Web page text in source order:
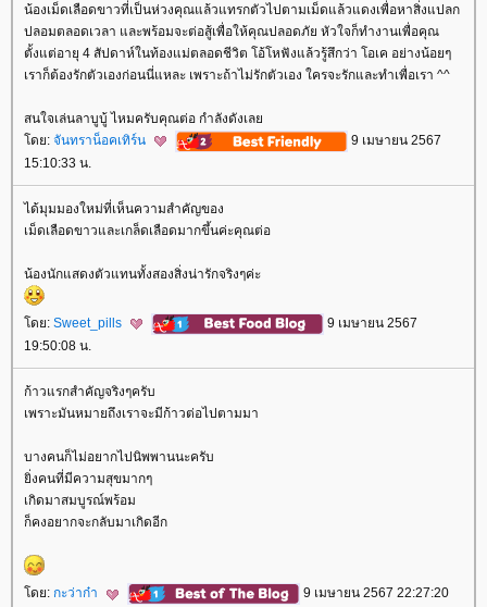
น้องเม็ดเลือดขาวที่เป็นห่วงคุณแล้วแทรกตัวไปตามเม็ดแล้วแดงเพื่อหาสิ่งแปลก
ปลอมตลอดเวลา และพร้อมจะต่อสู้เพื่อให้คุณปลอดภัย หัวใจก็ทำงานเพื่อคุณ
ตั้งแต่อายุ 4 สัปดาห์ในท้องแม่ตลอดชีวิต โอ้โหฟังแล้วรู้สึกว่า โอเค อย่างน้อยๆ
เราก็ต้องรักตัวเองก่อนนี่แหละ เพราะถ้าไม่รักตัวเอง ใครจะรักและทำเพื่อเรา ^^
สนใจเล่นลาบูบู้ ไหมครับคุณต่อ กำลังดังเล
ดย: จันทราน็อคเทิร์น
9 เมษายน 2567
15:10:33 น.
ได้มุมมองใหม่ที่เห็นความสำคัญของ
เม็ดเลือดขาวและเกล็ดเลือดมากขึ้นค่ะคุณต่อ
น้องนักแสดงตัวแทนทั้งสองสิ่งน่ารักจริงๆค่ะ
ดย: Sweet_pills
9 เมษายน 2567
19:50:08 น.
ก้าวแรกสำคัญจริงๆครับ
เพราะมันหมายถึงเราจะมีก้าวต่อไปตามมา
บางคนก็ไม่อยากไปนิพพานนะครับ
ิ่งคนที่มีความสุขมากๆ
เกิดมาสมบูรณ์พร้อม
ก็คงอยากจะกลับมาเกิดอีก
ดย: กะว่าก๋า
9 เมษายน 2567 22:27:20